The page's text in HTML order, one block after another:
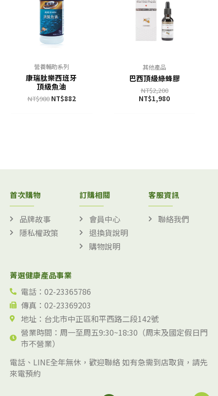
營養輔助系列
康瑞肽樂西班牙
頂級魚油
NT$980 NT$882
其他產品
巴西頂級綠蜂膠
NT$2,200
NT$1,980
首次購物
品牌故事
隱私權政策
訂購相關
會員中心
退換貨說明
購物說明
客服資訊
聯絡我們
菁選健康產品事業
電話：02-23365786
傳真：02-23369203
地址：台北市中正區和平西路二段142號
營業時間：周一至周五9:30~18:30（周末及國定假日門
市不營業）
電話、LINE全年無休，歡迎聯絡 如有急需到店取貨，請先
來電預約